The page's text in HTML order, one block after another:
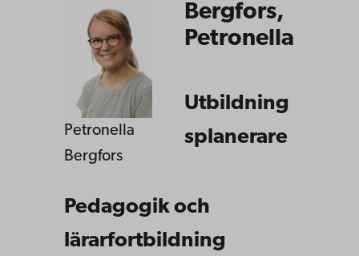
Petronella
Bergfors
Bergfors,
Petronella
Utbildning
splanerare
Pedagogik och
lärarfortbildning